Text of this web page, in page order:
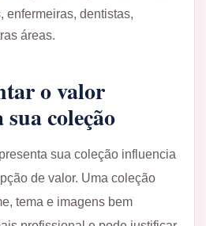
enfermeiras, dentistas,
áreas.
o valor
coleção
sua coleção influencia
de valor. Uma coleção
tema e imagens bem